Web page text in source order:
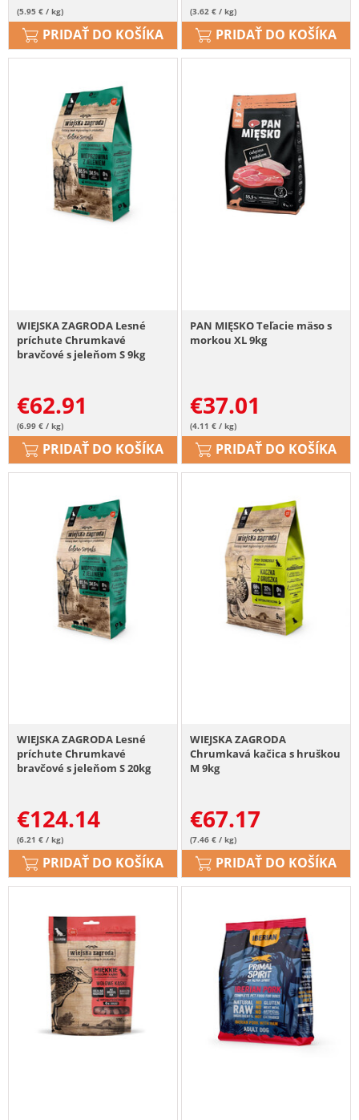
(5.95 € / kg)
PRIDAŤ DO KOŠÍKA
(3.62 € / kg)
PRIDAŤ DO KOŠÍKA
WIEJSKA ZAGRODA Lesné
príchute Chrumkavé
bravčové s jeleňom S 9kg
€62.91
(6.99 € / kg)
PRIDAŤ DO KOŠÍKA
PAN MIĘSKO Teľacie mäso s
morkou XL 9kg
€37.01
(4.11 € / kg)
PRIDAŤ DO KOŠÍKA
WIEJSKA ZAGRODA Lesné
príchute Chrumkavé
bravčové s jeleňom S 20kg
€124.14
(6.21 € / kg)
PRIDAŤ DO KOŠÍKA
WIEJSKA ZAGRODA
Chrumkavá kačica s hruškou
M 9kg
€67.17
(7.46 € / kg)
PRIDAŤ DO KOŠÍKA